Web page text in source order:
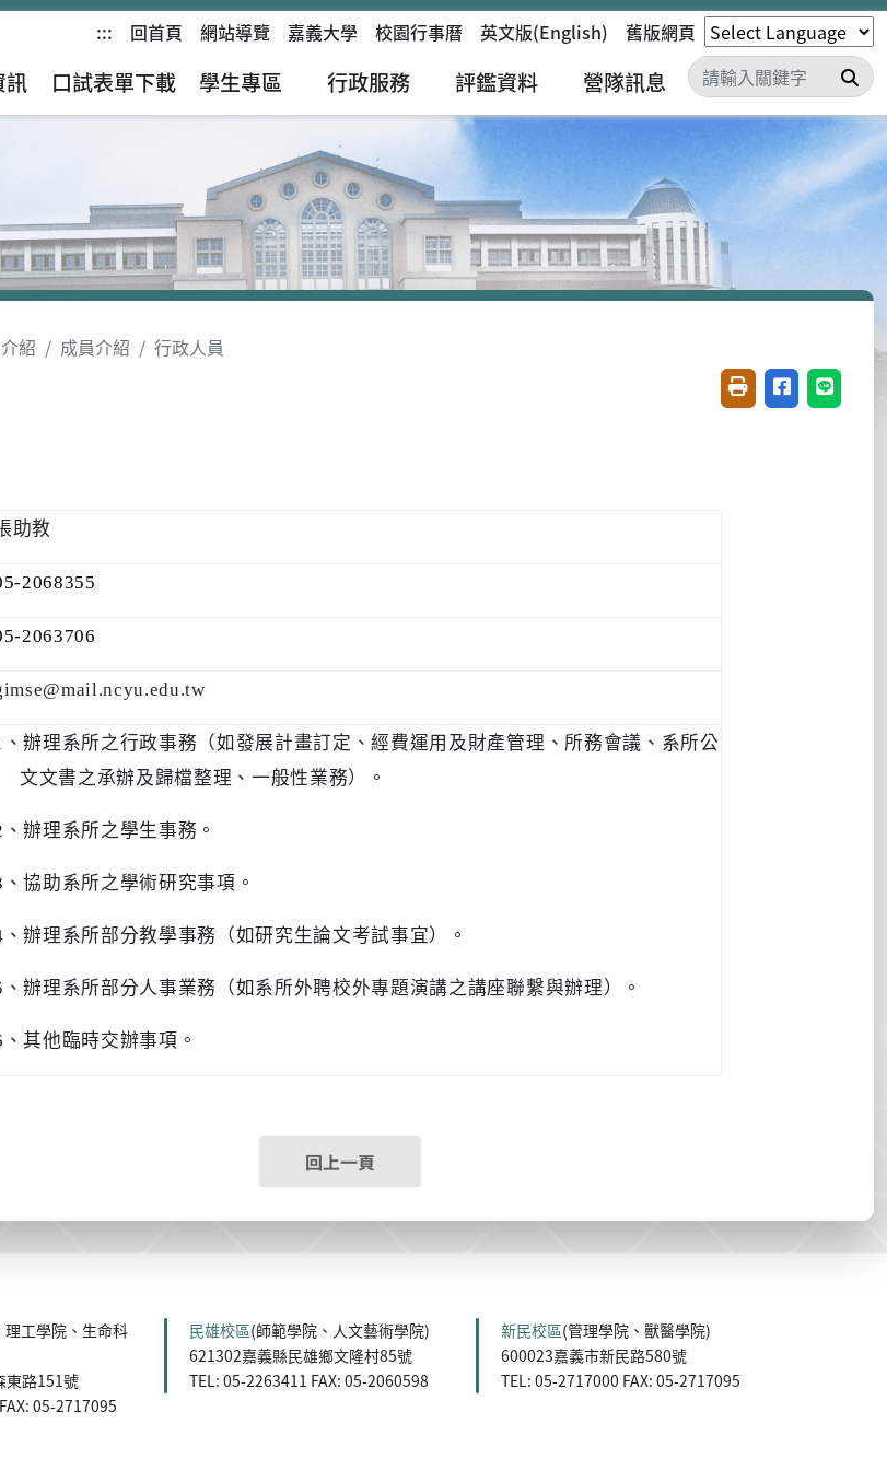
::: 回首頁 網站導覽 嘉義大學 校園行事曆 英文版(English) 舊版網頁
訊 口試表單下載 學生專區 行政服務 評鑑資料 營隊訊息 搜
紹 成員介紹 行政人員
友善列印(開新視窗)
分享至臉書(
分享至
助教
2068355
2063706
、辦理系所之行政事務（如發展計畫訂定、經費運用及財產管理、所務會議、系所公
文文書之承辦及歸檔整理、一般性業務）。
、辦理系所之學生事務。
、協助系所之學術研究事項。
、辦理系所部分教學事務（如研究生論文考試事宜）。
、辦理系所部分人事業務（如系所外聘校外專題演講之講座聯繫與辦理）。
、其他臨時交辦事項。
回上一頁
理工學院、生命科
東路151號
05-2717095
民雄校區(師範學院、人文藝術學院)
621302嘉義縣民雄鄉文隆村85號
TEL: 05-2263411 FAX: 05-2060598
新民校區(管理學院、獸醫學院)
600023嘉義市新民路580號
TEL: 05-2717000 FAX: 05-2717095